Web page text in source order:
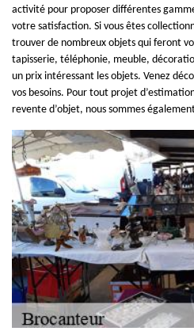
activité pour proposer différentes
votre satisfaction. Si vous êtes
trouver de nombreux objets qui feront
tapisserie, téléphonie, meuble,
un prix intéressant les objets. Venez
vos besoins. Pour tout projet
revente d’objet, nous sommes